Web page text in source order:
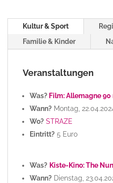
Kultur & Sport
Familie & Kinder
Veranstaltungen
Was? Film: Allemagne 90
Wann?Montag,
Wo? STRAZE
Eintritt?5 Euro
Was? Kiste-Kino: The Nun
Wann?Dienstag,